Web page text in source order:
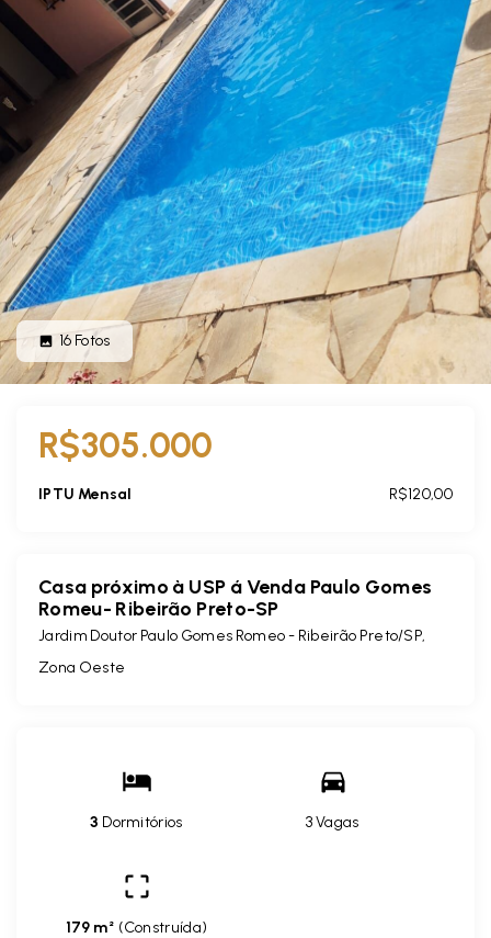
16 Fotos
R$305.000
IPTU Mensal R$120,00
Casa próximo à USP á Venda Paulo Gomes
Romeu- Ribeirão Preto-SP
Jardim Doutor Paulo Gomes Romeo - Ribeirão Preto/SP,
Zona Oeste
3 Dormitórios 3 Vagas
179 m² (Construída)